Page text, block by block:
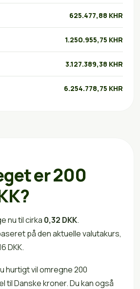
625.477,88 KHR
1.250.955,75 KHR
3.127.389,38 KHR
6.254.778,75 KHR
er 200
nu til cirka 0,32 DKK.
på den aktuelle valutakurs,
DKK.
hurtigt vil omregne 200
til Danske kroner. Du kan også